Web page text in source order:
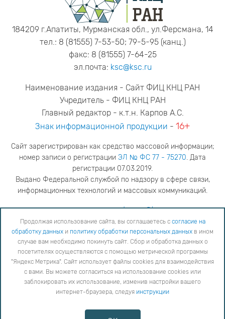
184209 г.Апатиты, Мурманская обл., ул.Ферсмана, 14
тел.: 8 (81555) 7-53-50; 79-5-95 (канц.)
факс: 8 (81555) 7-64-25
эл.почта: ksc@ksc.ru
Наименование издания - Сайт ФИЦ КНЦ РАН
Учредитель - ФИЦ КНЦ РАН
Главный редактор - к.т.н. Карпов А.С.
Знак информационной продукции - 16+
Сайт зарегистрирован как средство массовой информации;
номер записи о регистрации ЭЛ № ФС 77 - 75270. Дата
регистрации 07.03.2019.
Выдано Федеральной службой по надзору в сфере связи,
информационных технологий и массовых коммуникаций.
адрес редакцииya.stogova@ksc.ru
телефон редакции81555-79-516
Продолжая использование сайта, вы соглашаетесь с согласие на обработку данных
обработки персональных данных
в ином случае вам необходимо покинуть сайт. Сбор и обработка
данных о посетителях осуществляются с помощью метрической программы "Яндекс Метрика".
Сайт использует файлы cookies для взаимодействия с вами. Вы можете согласиться на
использование cookies или заблокировать их использование, изменив настройки вашего интернет-
Продолжая использование сайта, вы соглашаетесь с согласие на
обработку данных и политику обработки персональных данных в ином
случае вам необходимо покинуть сайт. Сбор и обработка данных о
посетителях осуществляются с помощью метрической программы
"Яндекс Метрика". Сайт использует файлы cookies для взаимодействия
с вами. Вы можете согласиться на использование cookies или
заблокировать их использование, изменив настройки вашего
интернет-браузера, следуя инструкции